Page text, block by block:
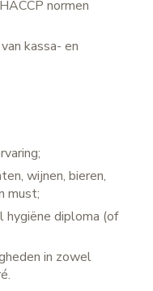
normen
kassa- en
wijnen, bieren,
must;
hygiëne diploma (of
in zowel